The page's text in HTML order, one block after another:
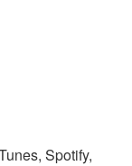
Spotify,